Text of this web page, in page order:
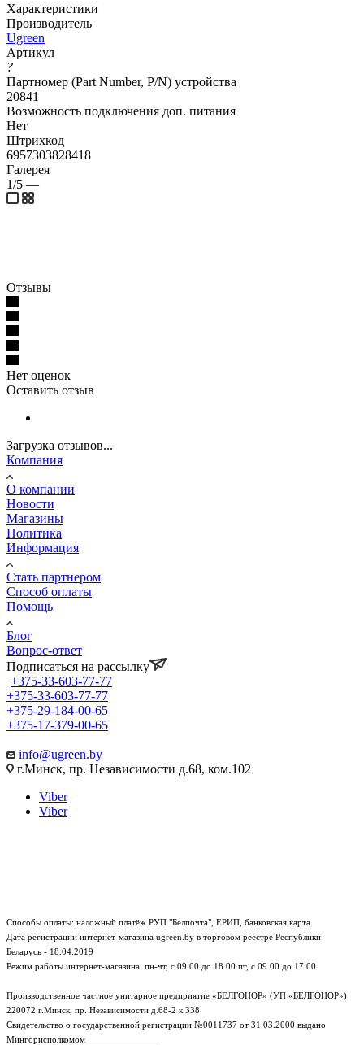
Характеристики
Производитель
Ugreen
Артикул
?
Партномер (Part Number, P/N) устройства
20841
Возможность подключения доп. питания
Нет
Штрихкод
6957303828418
Галерея
1/5 —
Отзывы
Нет оценок
Оставить отзыв
Загрузка отзывов...
Компания
О компании
Новости
Магазины
Политика
Информация
Стать партнером
Способ оплаты
Помощь
Блог
Вопрос-ответ
Подписаться на рассылку
+375-33-603-77-77
+375-33-603-77-77
+375-29-184-00-65
+375-17-379-00-65
info@ugreen.by
г.Минск, пр. Независимости д.68, ком.102
Viber
Viber
Способы оплаты: наложный платёж РУП "Белпочта", ЕРИП, банковская карта
Дата регистрации интернет-магазина ugreen.by в торговом реестре Республики
Беларусь - 18.04.2019
Режим работы интернет-магазина: пн-чт, с 09.00 до 18.00 пт, с 09.00 до 17.00
Производственное частное унитарное предприятие «БЕЛГОНОР» (УП «БЕЛГОНОР»)
220072 г.Минск, пр. Независимости д.68-2 к.338
Свидетельство о государственной регистрации №0011737 от 31.03.2000 выдано
Мингорисполкомом